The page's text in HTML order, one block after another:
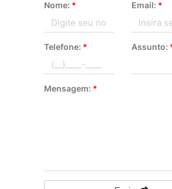
Nome: * Email: *
Telefone: * Assunto:
Mensagem: *